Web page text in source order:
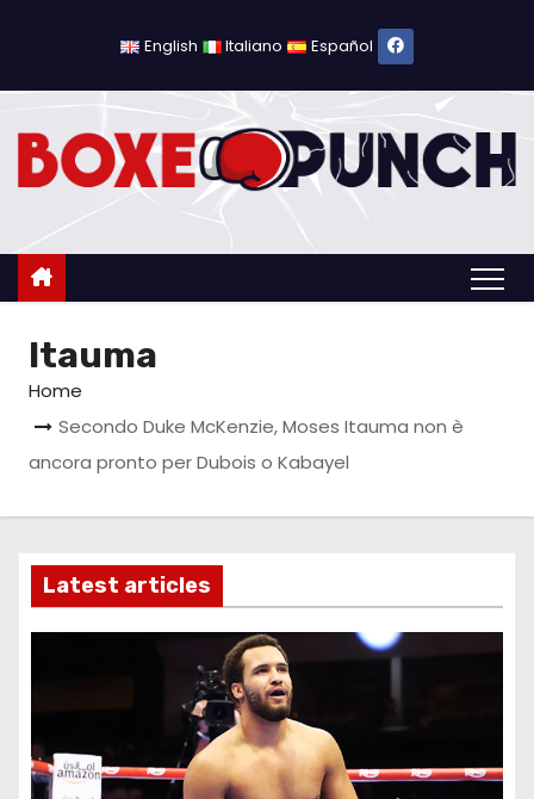
c
o
English Italiano Español
Itauma
Home
Secondo Duke McKenzie, Moses Itauma non è
ancora pronto per Dubois o Kabayel
Latest articles